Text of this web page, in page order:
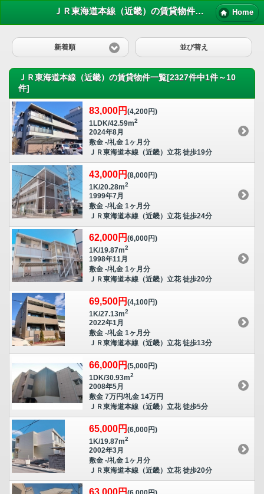
ＪＲ東海道本線（近畿）の賃貸物件一覧｜尼崎賃貸マンション情報NET Home
新着順 並び替え
ＪＲ東海道本線（近畿）の賃貸物件一覧[2327件中1件～10
件]
83,000円 (4,200円)
1LDK/42.59m2
2024年8月
敷金 -/礼金 1ヶ月分
ＪＲ東海道本線（近畿）立花 徒歩19分
43,000円 (8,000円)
1K/20.28m2
1999年7月
敷金 -/礼金 1ヶ月分
ＪＲ東海道本線（近畿）立花 徒歩24分
62,000円 (6,000円)
1K/19.87m2
1998年11月
敷金 -/礼金 1ヶ月分
ＪＲ東海道本線（近畿）立花 徒歩20分
69,500円 (4,100円)
1K/27.13m2
2022年1月
敷金 -/礼金 1ヶ月分
ＪＲ東海道本線（近畿）立花 徒歩13分
66,000円 (5,000円)
1DK/30.93m2
2008年5月
敷金 7万円/礼金 14万円
ＪＲ東海道本線（近畿）立花 徒歩5分
65,000円 (6,000円)
1K/19.87m2
2002年3月
敷金 -/礼金 1ヶ月分
ＪＲ東海道本線（近畿）立花 徒歩20分